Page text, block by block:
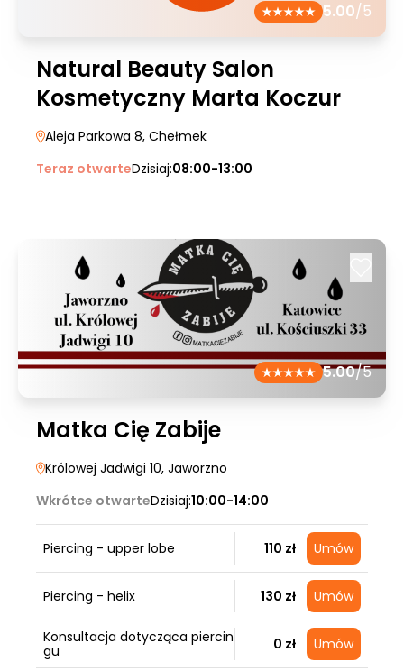
5.00/5
Natural Beauty Salon
Kosmetyczny Marta Koczur
Aleja Parkowa 8, Chełmek
Teraz otwarteDzisiaj:08:00-13:00
5.00/5
Matka Cię Zabije
Królowej Jadwigi 10, Jaworzno
Wkrótce otwarteDzisiaj:10:00-14:00
Piercing - upper lobe 110 zł Umów
Piercing - helix 130 zł Umów
Konsultacja dotycząca piercin
gu
0 zł Umów